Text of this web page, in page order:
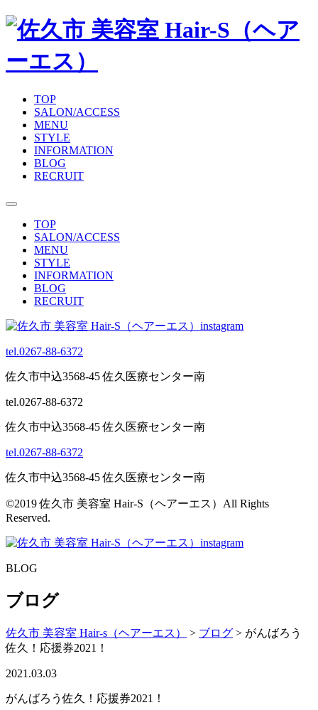
TOP
SALON/ACCESS
MENU
STYLE
INFORMATION
BLOG
RECRUIT
TOP
SALON/ACCESS
MENU
STYLE
INFORMATION
BLOG
RECRUIT
tel.0267-88-6372
佐久市中込3568-45 佐久医療センター南
tel.0267-88-6372
佐久市中込3568-45 佐久医療センター南
tel.0267-88-6372
佐久市中込3568-45 佐久医療センター南
©2019 佐久市 美容室 Hair-S（ヘアーエス）All Rights
Reserved.
BLOG
ブログ
佐久市 美容室 Hair-s（ヘアーエス） > ブログ > がんばろう
佐久！応援券2021！
2021.03.03
がんばろう佐久！応援券2021！